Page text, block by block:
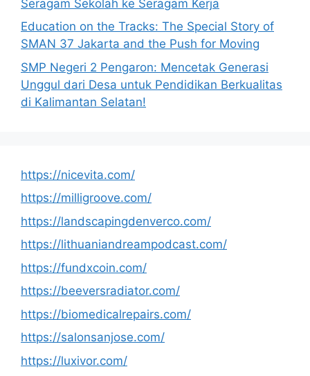
Seragam Sekolah ke Seragam Kerja
Education on the Tracks: The Special Story of
SMAN 37 Jakarta and the Push for Moving
SMP Negeri 2 Pengaron: Mencetak Generasi
Unggul dari Desa untuk Pendidikan Berkualitas
di Kalimantan Selatan!
https://nicevita.com/
https://milligroove.com/
https://landscapingdenverco.com/
https://lithuaniandreampodcast.com/
https://fundxcoin.com/
https://beeversradiator.com/
https://biomedicalrepairs.com/
https://salonsanjose.com/
https://luxivor.com/